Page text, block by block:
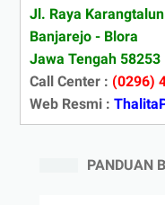
Jl. Raya
Banjarejo - Blora
Jawa Tengah 58253
Call Center : (0296)
Web Resmi :
PANDUAN